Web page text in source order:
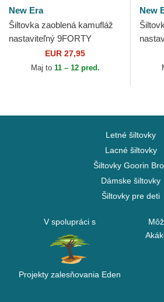
New Era
Šiltovka zaoblená kamufláž
nastaviteľný 9FORTY
League Essential New York
Yankees MLB New Era
EUR 27,95
Maj to 11 – 12 pred.
New
Letné šiltovky
Lacné šiltovky
Šiltovky Goorin
Dámske šiltovky
Šiltovky pre deti
V spolupráci s
Projekty zalesňovania Eden